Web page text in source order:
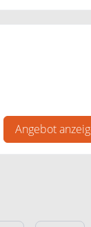
Angebot